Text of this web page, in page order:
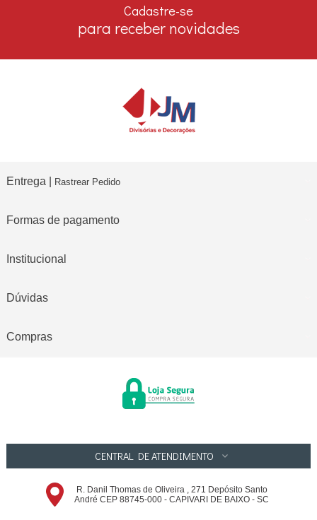
Cadastre-se
para receber novidades
Entrega | Rastrear Pedido
Formas de pagamento
Institucional
Dúvidas
Compras
CENTRAL DE ATENDIMENTO
R. Danil Thomas de Oliveira , 271 Depósito Santo
André CEP 88745-000 - CAPIVARI DE BAIXO - SC